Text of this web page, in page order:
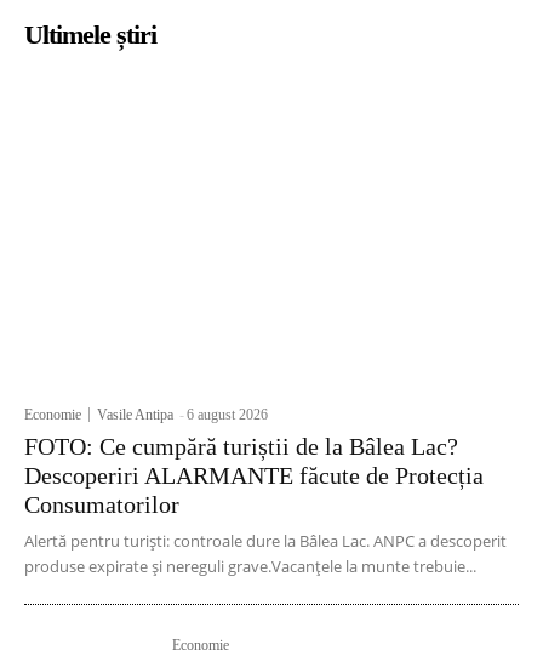
Ultimele știri
Economie Vasile Antipa -6 august 2026
FOTO: Ce cumpără turiștii de la Bâlea Lac?
Descoperiri ALARMANTE făcute de Protecția
Consumatorilor
Alertă pentru turiști: controale dure la Bâlea Lac. ANPC a descoperit
produse expirate și nereguli grave.Vacanțele la munte trebuie...
Economie